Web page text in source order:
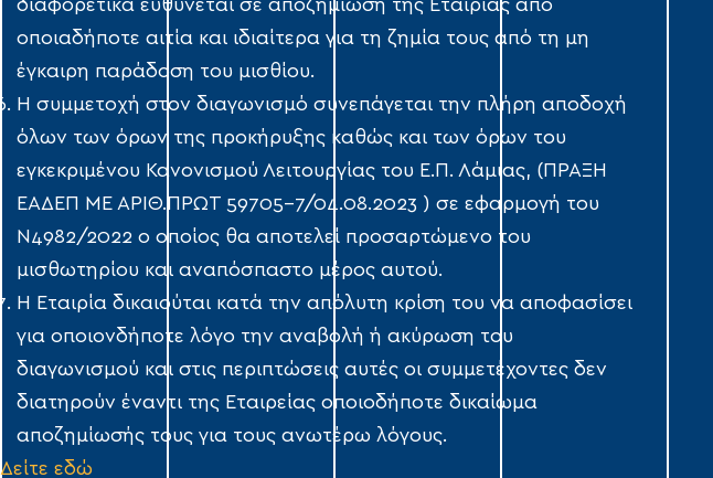
διαφορετικά ευθύνεται σε αποζημίωση της Εταιρίας από
οποιαδήποτε αιτία και ιδιαίτερα για τη ζημία τους από τη μη
έγκαιρη παράδοση του μισθίου.
Η συμμετοχή στον διαγωνισμό συνεπάγεται την πλήρη αποδοχή
όλων των όρων της προκήρυξης καθώς και των όρων του
εγκεκριμένου Κανονισμού Λειτουργίας του Ε.Π. Λάμιας, (ΠΡΑΞΗ
ΕΑΔΕΠ ΜΕ ΑΡΙΘ.ΠΡΩΤ 59705-7/04.08.2023 ) σε εφαρμογή του
Ν4982/2022 ο οποίος θα αποτελεί προσαρτώμενο του
μισθωτηρίου και αναπόσπαστο μέρος αυτού.
Η Εταιρία δικαιούται κατά την απόλυτη κρίση του να αποφασίσει
για οποιονδήποτε λόγο την αναβολή ή ακύρωση του
διαγωνισμού και στις περιπτώσεις αυτές οι συμμετέχοντες δεν
διατηρούν έναντι της Εταιρείας οποιοδήποτε δικαίωμα
αποζημίωσής τους για τους ανωτέρω λόγους.
Δείτε εδώ